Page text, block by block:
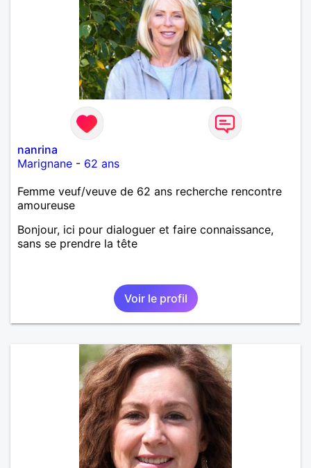
nanrina
Marignane - 62 ans
Femme veuf/veuve de 62 ans recherche rencontre
amoureuse
Bonjour, ici pour dialoguer et faire connaissance,
sans se prendre la tête
Voir le profil